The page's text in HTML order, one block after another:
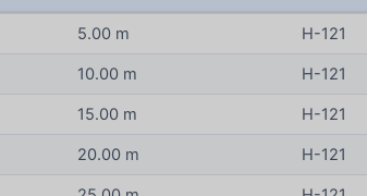
5.00 m H-121
10.00 m H-121
15.00 m H-121
20.00 m H-121